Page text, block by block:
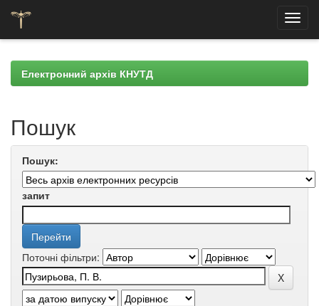
navigationЕлектронний архів КНУТД
Пошук
Пошук:
запит
Поточні фільтри: